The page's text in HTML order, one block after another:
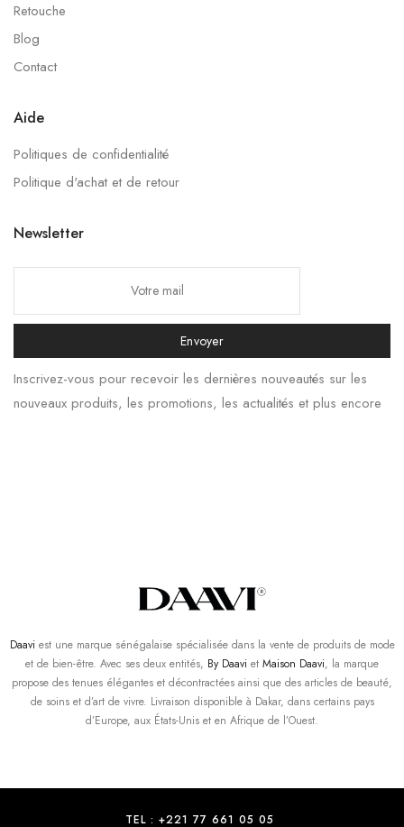
Retouche
Blog
Contact
Aide
Politiques de confidentialité
Politique d'achat et de retour
Newsletter
Envoyer
Inscrivez-vous pour recevoir les dernières nouveautés sur les
nouveaux produits, les promotions, les actualités et plus encore
Daavi est une marque sénégalaise spécialisée dans la vente de produits de mode
et de bien-être. Avec ses deux entités, By Daavi et Maison Daavi, la marque
propose des tenues élégantes et décontractées ainsi que des articles de beauté,
de soins et d’art de vivre. Livraison disponible à Dakar, dans certains pays
d’Europe, aux États-Unis et en Afrique de l’Ouest.
TEL : +221 77 661 05 05